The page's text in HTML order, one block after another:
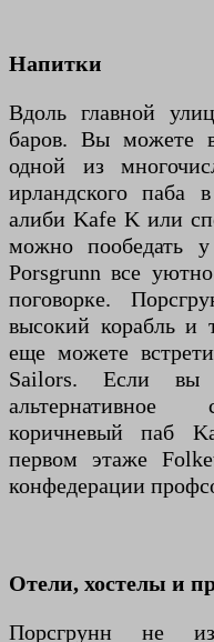
Напитки
Вдоль главной
баров. Вы можете
одной из
ирландского паба
алиби Kafe K или
можно пообедать
Porsgrunn все
поговорке.
высокий корабль и
еще можете
Sailors. Если вы
альтернативное
коричневый паб
первом этаже
конфедерации
Отели, хостелы и
Порсгрунн не